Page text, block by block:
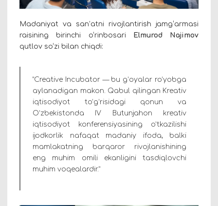
Madaniyat va san’atni rivojlantirish jamg‘armasi
raisining birinchi o‘rinbosari
Elmurod Najimov
qutlov so‘zi bilan chiqdi:
“Creative Incubator — bu g‘oyalar ro‘yobga
aylanadigan makon. Qabul qilingan Kreativ
iqtisodiyot to‘g‘risidagi qonun va
O‘zbekistonda IV Butunjahon kreativ
iqtisodiyot konferensiyasining o‘tkazilishi
ijodkorlik nafaqat madaniy ifoda, balki
mamlakatning barqaror rivojlanishining
eng muhim omili ekanligini tasdiqlovchi
muhim voqealardir.”